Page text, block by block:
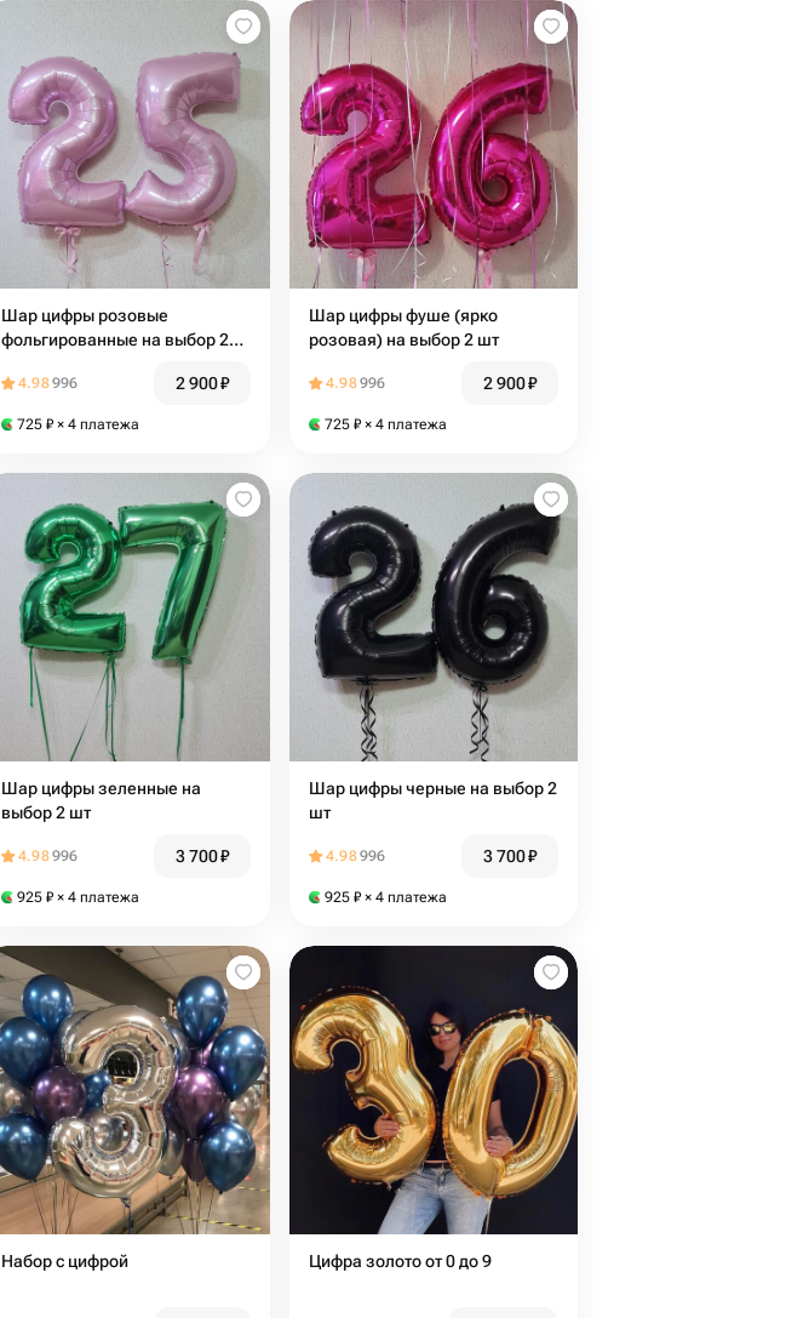
Шар цифры розовые
фольгированные на выбор 2
4.98996 2 900₽
725 ₽ × 4 платежа
Шар цифры фуше (ярко
розовая) на выбор 2 шт
4.98996 2 900₽
725 ₽ × 4 платежа
Шар цифры зеленные на
выбор 2 шт
4.98996 3 700₽
925 ₽ × 4 платежа
Шар цифры черные на выбор 2
шт
4.98996 3 700₽
925 ₽ × 4 платежа
Набор с цифрой Цифра золото от 0 до 9